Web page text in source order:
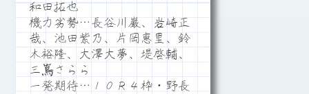
和田拓也
機力劣勢…長谷川巌、岩崎正
哉、池田紫乃、片岡恵里、鈴
木裕隆、大澤大夢、堤啓輔、
三嶌さらら
一発期待…１０Ｒ４枠・野長